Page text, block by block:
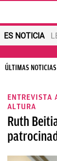
ES NOTICIA
ÚLTIMAS NOTICIAS
ENTREVISTA
ALTURA
Ruth